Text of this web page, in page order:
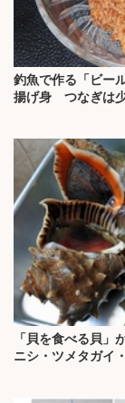
釣魚で作る「ビー
揚げ身 つなぎは少
「貝を食べる貝
ニシ・ツメタガイ